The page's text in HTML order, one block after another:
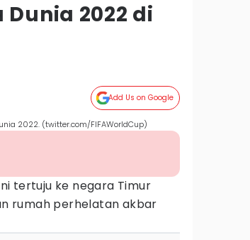
2022 di
Add Us on Google
2022. (twitter.com/FIFAWorldCup)
tertuju ke negara Timur
rumah perhelatan akbar